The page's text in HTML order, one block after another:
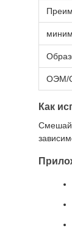
ОЭМ/
Как